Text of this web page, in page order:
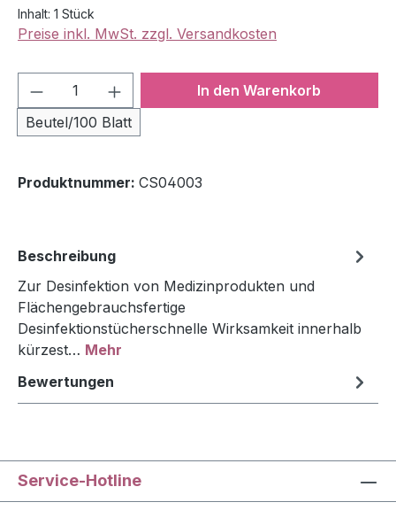
Inhalt: 1 Stück
Preise inkl. MwSt. zzgl. Versandkosten
Produkt Anzahl: Gib den
Beutel/100 Blatt
In den Warenkorb
Produktnummer: CS04003
Beschreibung
Zur Desinfektion von Medizinprodukten und
Flächengebrauchsfertige
Desinfektionstücherschnelle Wirksamkeit innerhalb
kürzest… Mehr
Bewertungen
Service-Hotline